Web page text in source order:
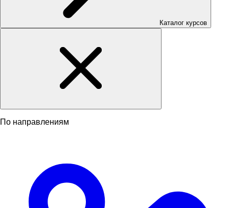
Каталог курсов
По направлениям